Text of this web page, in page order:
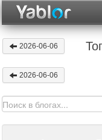
2026-06-06
2026-06-06